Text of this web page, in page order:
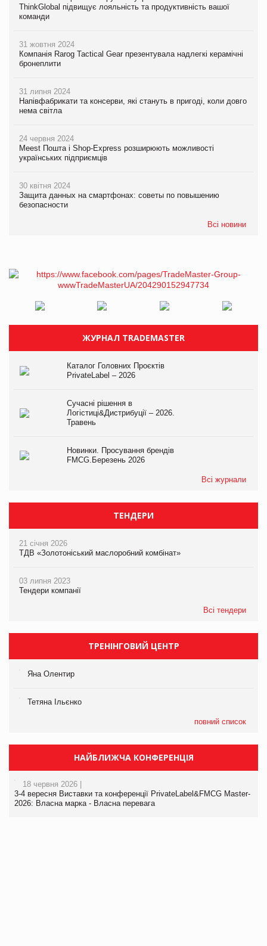
ThinkGlobal підвищує лояльність та продуктивність вашої
команди
31 жовтня 2024
Компанія Rarog Tactical Gear презентувала надлегкі керамічні
бронеплити
31 липня 2024
Напівфабрикати та консерви, які стануть в пригоді, коли довго
нема світла
24 червня 2024
Meest Пошта і Shop-Express розширюють можливості
українських підприємців
30 квітня 2024
Защита данных на смартфонах: советы по повышению
безопасности
Всі новини
ЖУРНАЛ TRADEMASTER
Каталог Головних Проєктів
PrivateLabel – 2026
Сучасні рішення в
Логістиці&Дистрибуції – 2026.
Травень
Новинки. Просування брендів
FMCG.Березень 2026
Всі журнали
ТЕНДЕРИ
21 січня 2026
ТДВ «Золотоніський маслоробний комбінат»
03 липня 2023
Тендери компанії
Всі тендери
ТРЕНІНГОВИЙ ЦЕНТР
Яна Олентир
Тетяна Ільєнко
повний список
НАЙБЛИЖЧА КОНФЕРЕНЦІЯ
18 червня 2026 |
3-4 вересня Виставки та конференції PrivateLabel&FMCG Master-
2026: Власна марка - Власна перевага